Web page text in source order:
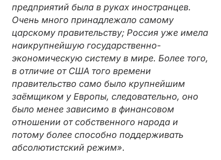
предприятий была в руках иностранцев.
Очень много принадлежало самому
царскому правительству; Россия уже имела
наикрупнейшую государственно-
экономическую систему в мире. Более того,
в отличие от США того времени
правительство само было крупнейшим
заёмщиком у Европы, следовательно, оно
было менее зависимо в финансовом
отношении от собственного народа и
потому более способно поддерживать
абсолютистский режим».